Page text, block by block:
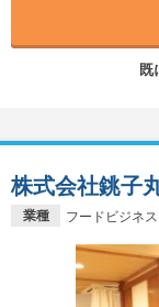
既
業種 フードビジネス
株式会社銚子